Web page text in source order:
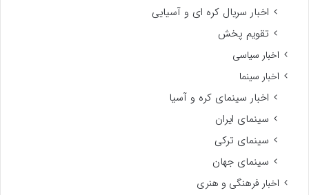
اخبار سریال کره ای و آسیایی
تقویم پخش
اخبار سیاسی
اخبار سینما
اخبار سینمای کره و آسیا
سینمای ایران
سینمای ترکی
سینمای جهان
اخبار فرهنگی و هنری